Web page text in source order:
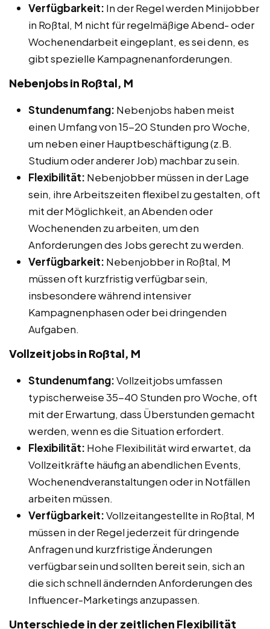
Verfügbarkeit: In der Regel werden Minijobber
in Roßtal, M nicht für regelmäßige Abend- oder
Wochenendarbeit eingeplant, es sei denn, es
gibt spezielle Kampagnenanforderungen.
Nebenjobs in Roßtal, M
Stundenumfang: Nebenjobs haben meist
einen Umfang von 15-20 Stunden pro Woche,
um neben einer Hauptbeschäftigung (z.B.
Studium oder anderer Job) machbar zu sein.
Flexibilität: Nebenjobber müssen in der Lage
sein, ihre Arbeitszeiten flexibel zu gestalten, oft
mit der Möglichkeit, an Abenden oder
Wochenenden zu arbeiten, um den
Anforderungen des Jobs gerecht zu werden.
Verfügbarkeit: Nebenjobber in Roßtal, M
müssen oft kurzfristig verfügbar sein,
insbesondere während intensiver
Kampagnenphasen oder bei dringenden
Aufgaben.
Vollzeitjobs in Roßtal, M
Stundenumfang:Vollzeitjobs umfassen
typischerweise 35-40 Stunden pro Woche, oft
mit der Erwartung, dass Überstunden gemacht
werden, wenn es die Situation erfordert.
Flexibilität: Hohe Flexibilität wird erwartet, da
Vollzeitkräfte häufig an abendlichen Events,
Wochenendveranstaltungen oder in Notfällen
arbeiten müssen.
Verfügbarkeit:Vollzeitangestellte in Roßtal, M
müssen in der Regel jederzeit für dringende
Anfragen und kurzfristige Änderungen
verfügbar sein und sollten bereit sein, sich an
die sich schnell ändernden Anforderungen des
Influencer-Marketings anzupassen.
Unterschiede in der zeitlichen Flexibilität